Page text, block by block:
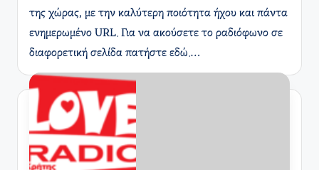
της χώρας, με την καλύτερη ποιότητα ήχου και πάντα
ενημερωμένο URL. Για να ακούσετε το ραδιόφωνο σε
διαφορετική σελίδα πατήστε εδώ.…